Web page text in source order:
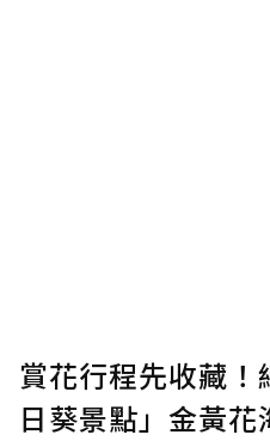
賞花行程先收藏
日葵景點」金黃花